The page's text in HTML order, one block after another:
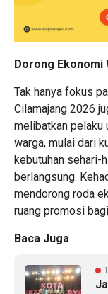
Dorong Ekonomi
Tak hanya fokus
Cilamajang 2026
melibatkan pelaku
warga, mulai dari
kebutuhan sehari-
berlangsung.
mendorong roda
ruang promosi
Baca Juga